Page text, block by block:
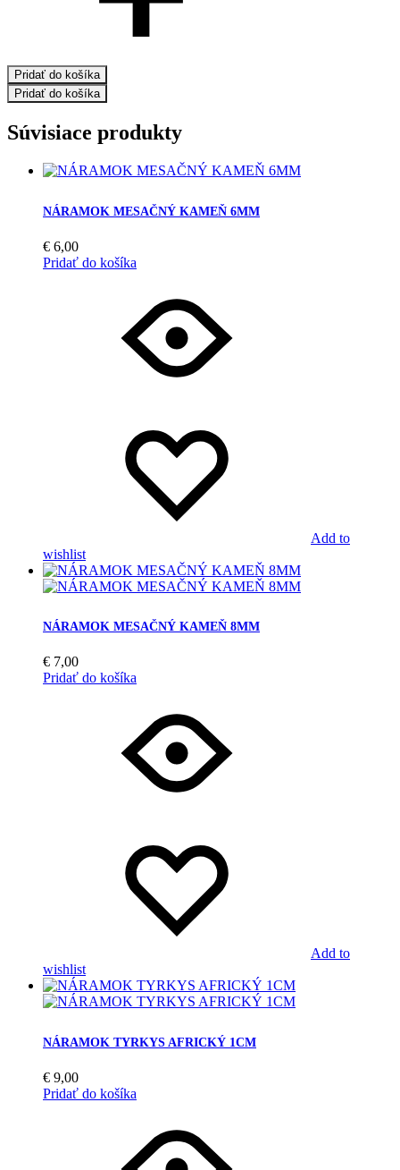
Pridať do košíka
Pridať do košíka
Súvisiace produkty
NÁRAMOK MESAČNÝ KAMEŇ 6MM
€ 6,00
Pridať do košíka
Add to
wishlist
NÁRAMOK MESAČNÝ KAMEŇ 8MM
€ 7,00
Pridať do košíka
Add to
wishlist
NÁRAMOK TYRKYS AFRICKÝ 1CM
€ 9,00
Pridať do košíka